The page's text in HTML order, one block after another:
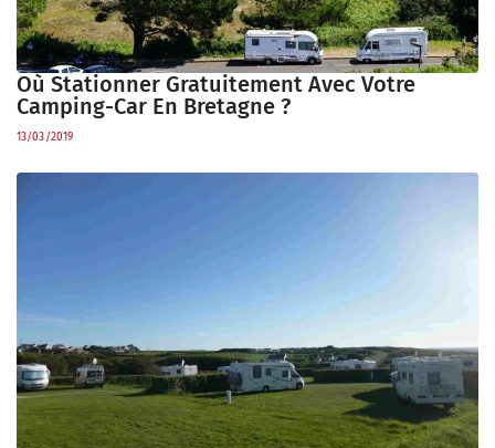
Où Stationner Gratuitement Avec Votre
Camping-Car En Bretagne ?
13/03/2019